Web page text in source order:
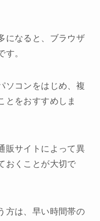
になると、ブラウザ
。
ソコンをはじめ、複
とをおすすめしま
販サイトによって異
おくことが大切で
方は、早い時間帯の